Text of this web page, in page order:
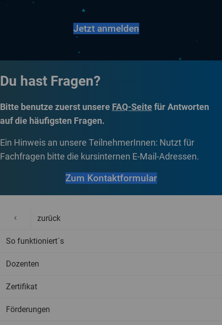
Jetzt anmelden
Du hast Fragen?
Bitte benutze zuerst unsere FAQ-Seitefür Antworten
auf die häufigsten Fragen.
Ein Hinweis an unsere TeilnehmerInnen: Nutzt für
Fachfragen bitte die kursinternen E-Mail-Adressen.
Zum Kontaktformular
zurück
So funktioniert´s
Dozenten
Zertifikat
Förderungen